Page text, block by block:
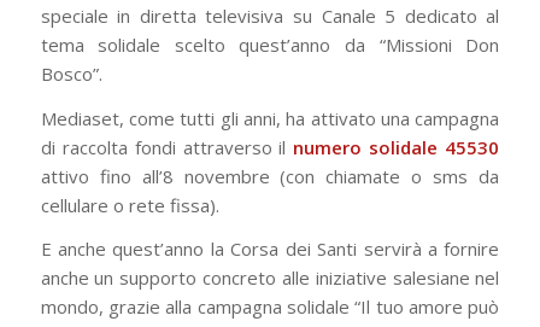
speciale in diretta televisiva su Canale 5 dedicato al
tema solidale scelto quest’anno da “Missioni Don
Bosco”.
Mediaset, come tutti gli anni, ha attivato una campagna
di raccolta fondi attraverso il numero solidale 45530
attivo fino all’8 novembre (con chiamate o sms da
cellulare o rete fissa).
E anche quest’anno la Corsa dei Santi servirà a fornire
anche un supporto concreto alle iniziative salesiane nel
mondo, grazie alla campagna solidale “Il tuo amore può